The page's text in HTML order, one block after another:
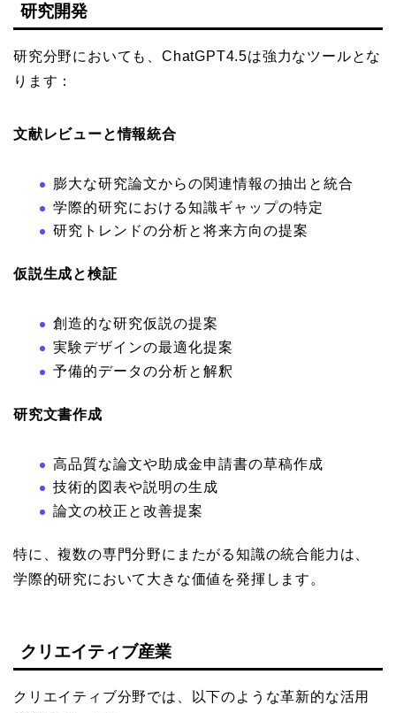
研究開発
研究分野においても、ChatGPT4.5は強力なツールとな
ります：
文献レビューと情報統合
膨大な研究論文からの関連情報の抽出と統合
学際的研究における知識ギャップの特定
研究トレンドの分析と将来方向の提案
仮説生成と検証
創造的な研究仮説の提案
実験デザインの最適化提案
予備的データの分析と解釈
研究文書作成
高品質な論文や助成金申請書の草稿作成
技術的図表や説明の生成
論文の校正と改善提案
特に、複数の専門分野にまたがる知識の統合能力は、
学際的研究において大きな価値を発揮します。
クリエイティブ産業
クリエイティブ分野では、以下のような革新的な活用